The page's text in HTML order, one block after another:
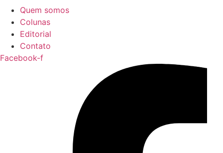
Quem somos
Colunas
Editorial
Contato
Facebook-f